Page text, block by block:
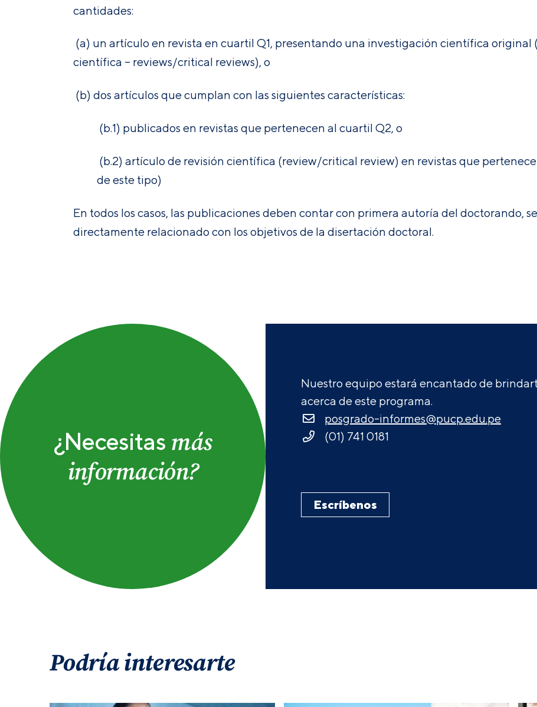
cantidades:
(a) un artículo en revista en cuartil Q1, presentando una investigación científica original
científica – reviews/critical reviews), o
(b) dos artículos que cumplan con las siguientes características:
(b.1) publicados en revistas que pertenecen al cuartil Q2, o
(b.2) artículo de revisión científica (review/critical review) en revistas que
de este tipo)
En todos los casos, las publicaciones deben contar con primera autoría del doctorando,
directamente relacionado con los objetivos de la disertación doctoral.
¿Necesitas más
información?
Nuestro equipo estará encantado de
acerca de este programa.
posgrado-informes@pucp.edu.pe
(01) 741 0181
Escríbenos
Podría interesarte